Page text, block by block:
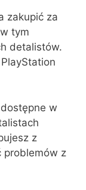
zakupić za
tym
detalistów.
w
z
problemów z